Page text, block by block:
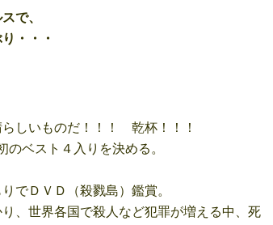
で、
・・・
しいものだ！！！ 乾杯！！！
ベスト４入りを決める。
でＤＶＤ（殺戮島）鑑賞。
、世界各国で殺人など犯罪が増える中、死